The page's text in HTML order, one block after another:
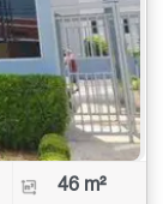
46 m²